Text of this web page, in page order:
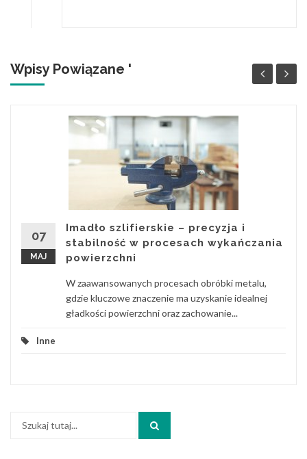
Wpisy Powiązane '
07
MAJ
Imadło szlifierskie – precyzja i
stabilność w procesach wykańczania
powierzchni
W zaawansowanych procesach obróbki metalu,
gdzie kluczowe znaczenie ma uzyskanie idealnej
gładkości powierzchni oraz zachowanie...
Inne